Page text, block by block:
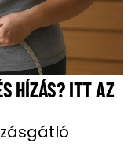
HÍZÁS? ITT AZ